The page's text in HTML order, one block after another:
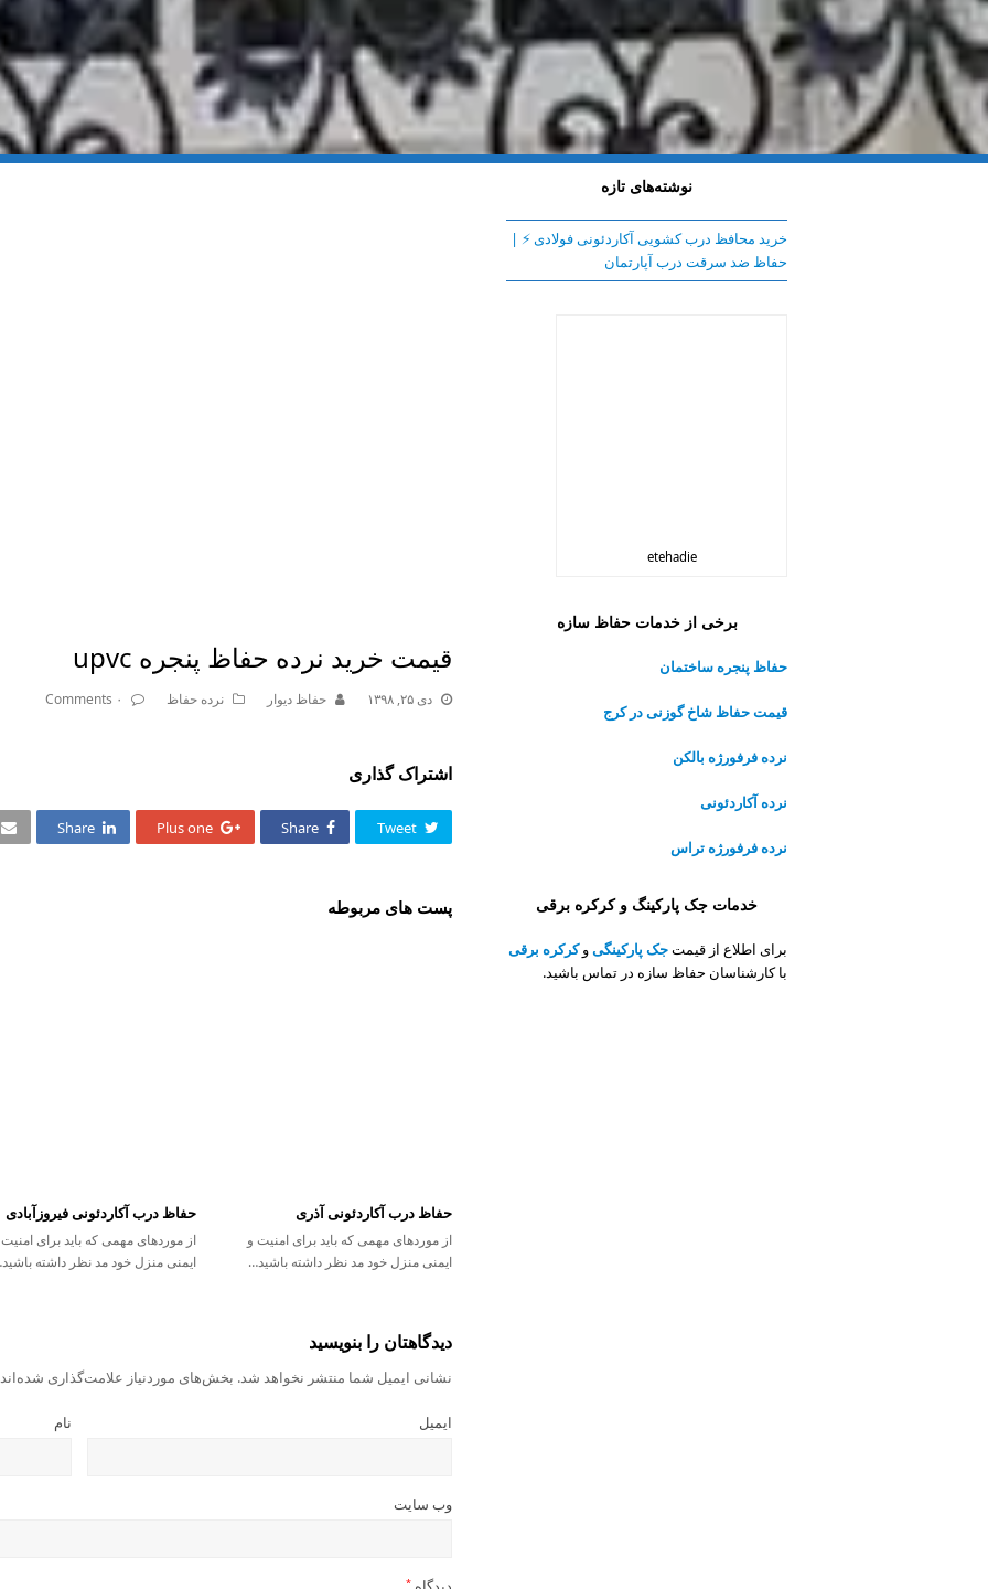
قیمت خرید نرده حفاظ پنجره upvc
دی ۲۵, ۱۳۹۸ حفاظ دیوار نرده حفاظ ۰ Comments
اشتراک گذاری
Tweet
Share
Plus one
Share
پست های مربوطه
حفاظ درب آکاردئونی فیروزآبادی
از موردهای مهمی که باید برای
ایمنی منزل خود مد نظر داشته
حفاظ درب آکاردئونی آذری
از موردهای مهمی که باید برای امنیت و
ایمنی منزل خود مد نظر داشته باشید…
دیدگاهتان را بنویسید
نشانی ایمیل شما منتشر نخواهد شد. بخش‌های موردنیاز علامت‌گذاری شده‌اند
نام ایمیل
وب‌ سایت
*
نوشته‌های تازه
خرید محافظ درب کشویی آکاردئونی فولادی ⚡️ |
حفاظ ضد سرقت درب آپارتمان
etehadie
برخی از خدمات حفاظ سازه
حفاظ پنجره ساختمان
قیمت حفاظ شاخ گوزنی در کرج
نرده فرفورژه بالکن
نرده آکاردئونی
نرده فرفورژه تراس
خدمات جک پارکینگ و کرکره برقی
برای اطلاع از قیمتجک پارکینگیوکرکره برقی
با کارشناسان حفاظ سازه در تماس باشید.